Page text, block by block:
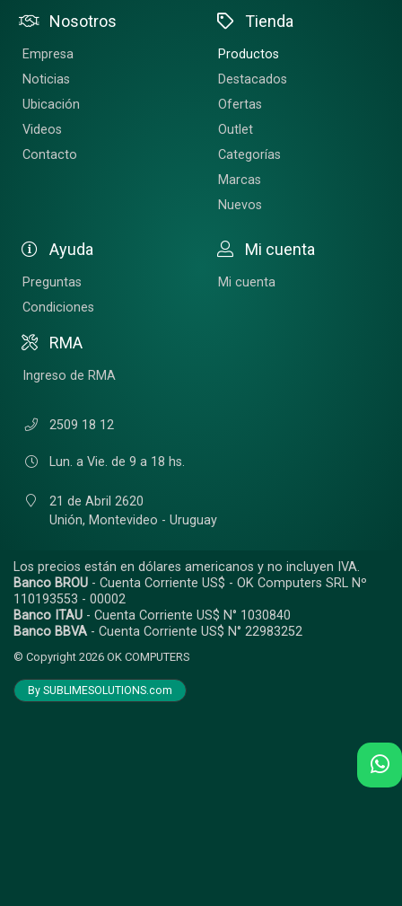
Nosotros
Empresa
Noticias
Ubicación
Videos
Contacto
Tienda
Productos
Destacados
Ofertas
Outlet
Categorías
Marcas
Nuevos
Ayuda
Preguntas
Condiciones
RMA
Ingreso de RMA
Mi cuenta
Mi cuenta
2509 18 12
Lun. a Vie. de 9 a 18 hs.
21 de Abril 2620
Unión, Montevideo - Uruguay
Los precios están en dólares americanos y no incluyen IVA.
Banco BROU - Cuenta Corriente US$ - OK Computers SRL Nº
110193553 - 00002
Banco ITAU - Cuenta Corriente US$ N° 1030840
Banco BBVA - Cuenta Corriente US$ N° 22983252
© Copyright 2026 OK COMPUTERS
By SUBLIMESOLUTIONS.com